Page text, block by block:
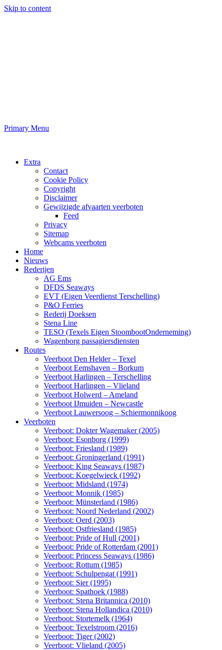
Skip to content
Primary Menu
Extra
Contact
Cookie Policy
Copyright
Disclaimer
Gewijzigde afvaarten veerboten
Feed
Privacy
Sitemap
Webcams veerboten
Home
Nieuws
Rederijen
AG Ems
DFDS Seaways
EVT (Eigen Veerdienst Terschelling)
P&O Ferries
Rederij Doeksen
Stena Line
TESO (Texels Eigen StoombootOnderneming)
Wagenborg passagiersdiensten
Routes
Veerboot Den Helder – Texel
Veerboot Eemshaven – Borkum
Veerboot Harlingen – Terschelling
Veerboot Harlingen – Vlieland
Veerboot Holwerd – Ameland
Veerboot IJmuiden – Newcastle
Veerboot Lauwersoog – Schiermonnikoog
Veerboten
Veerboot: Dokter Wagemaker (2005)
Veerboot: Esonborg (1999)
Veerboot: Friesland (1989)
Veerboot: Groningerland (1991)
Veerboot: King Seaways (1987)
Veerboot: Koegelwieck (1992)
Veerboot: Midsland (1974)
Veerboot: Monnik (1985)
Veerboot: Münsterland (1986)
Veerboot: Noord Nederland (2002)
Veerboot: Oerd (2003)
Veerboot: Ostfriesland (1985)
Veerboot: Pride of Hull (2001)
Veerboot: Pride of Rotterdam (2001)
Veerboot: Princess Seaways (1986)
Veerboot: Rottum (1985)
Veerboot: Schulpengat (1991)
Veerboot: Sier (1995)
Veerboot: Spathoek (1988)
Veerboot: Stena Britannica (2010)
Veerboot: Stena Hollandica (2010)
Veerboot: Stortemelk (1964)
Veerboot: Texelstroom (2016)
Veerboot: Tiger (2002)
Veerboot: Vlieland (2005)